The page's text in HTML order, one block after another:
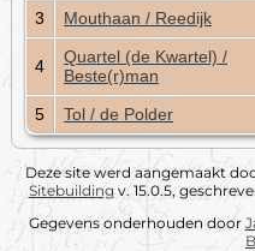
3
Mouthaan / Reedijk
4
Quartel (de Kwartel) /
Beste(r)man
5 Tol / de Polder
Deze site werd aangemaakt
Sitebuilding v. 15.0.5,
Gegevens onderhouden door